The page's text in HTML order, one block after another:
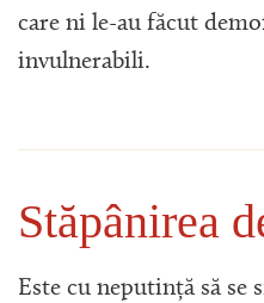
care ni le-au făcut
invulnerabili.
Stăpânirea
Este cu neputință să se